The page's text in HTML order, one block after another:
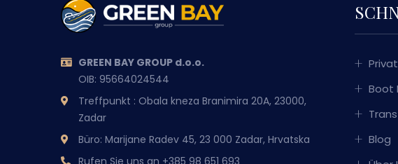
GREEN BAY GROUP d.o.o.
OIB: 95664024544
Treffpunkt : Obala kneza Branimira 20A, 23000,
Zadar
Büro: Marijane Radev 45, 23 000 Zadar, Hrvatska
Boot
Blog